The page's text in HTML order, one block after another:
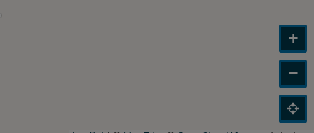
+
−